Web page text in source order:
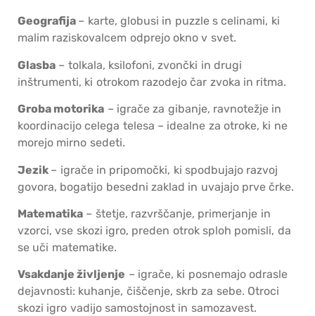
Geografija – karte, globusi in puzzle s celinami, ki
malim raziskovalcem odprejo okno v svet.
Glasba – tolkala, ksilofoni, zvončki in drugi
inštrumenti, ki otrokom razodejo čar zvoka in ritma.
Groba motorika – igrače za gibanje, ravnotežje in
koordinacijo celega telesa – idealne za otroke, ki ne
morejo mirno sedeti.
Jezik – igrače in pripomočki, ki spodbujajo razvoj
govora, bogatijo besedni zaklad in uvajajo prve črke.
Matematika – štetje, razvrščanje, primerjanje in
vzorci, vse skozi igro, preden otrok sploh pomisli, da
se uči matematike.
Vsakdanje življenje – igrače, ki posnemajo odrasle
dejavnosti: kuhanje, čiščenje, skrb za sebe. Otroci
skozi igro vadijo samostojnost in samozavest.